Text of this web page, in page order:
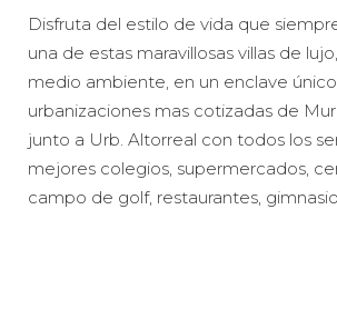
Disfruta del estilo de vida que
una de estas maravillosas villas de
medio ambiente, en un enclave
urbanizaciones mas cotizadas de
junto a Urb. Altorreal con todos los
mejores colegios, supermercados,
campo de golf, restaurantes,